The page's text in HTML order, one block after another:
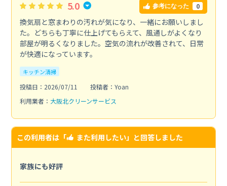
5.0 参考になった 0
換気扇と窓まわりの汚れが気になり、一緒にお願いしまし
た。どちらも丁寧に仕上げてもらえて、風通しがよくなり
部屋が明るくなりました。空気の流れが改善されて、日常
が快適になっています。
キッチン清掃
投稿日：2026/07/11
投稿者：Yoan
利用業者： 大阪北クリーンサービス
この利用者は「 また利用したい」と回答しました
家族にも好評